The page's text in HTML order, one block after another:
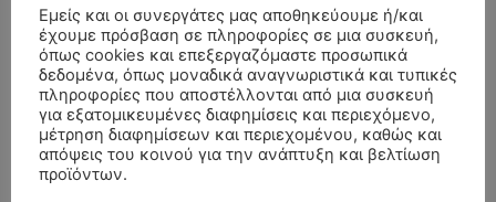
Εμείς και οι συνεργάτες μας αποθηκεύουμε ή/και
έχουμε πρόσβαση σε πληροφορίες σε μια συσκευή,
όπως cookies και επεξεργαζόμαστε προσωπικά
δεδομένα, όπως μοναδικά αναγνωριστικά και τυπικές
πληροφορίες που αποστέλλονται από μια συσκευή
για εξατομικευμένες διαφημίσεις και περιεχόμενο,
μέτρηση διαφημίσεων και περιεχομένου, καθώς και
απόψεις του κοινού για την ανάπτυξη και βελτίωση
προϊόντων.